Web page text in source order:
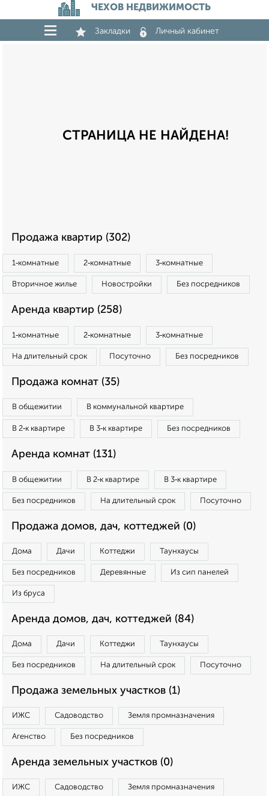
ЧЕХОВ НЕДВИЖИМОСТЬ
Закладки Личный кабинет
СТРАНИЦА НЕ НАЙДЕНА!
Продажа квартир (302)
1‑комнатные 2‑комнатные 3‑комнатные
Вторичное жилье Новостройки Без посредников
Аренда квартир (258)
1‑комнатные 2‑комнатные 3‑комнатные
На длительный срок Посуточно Без посредников
Продажа комнат (35)
В общежитии В коммунальной квартире
В 2‑к квартире В 3‑к квартире Без посредников
Аренда комнат (131)
В общежитии В 2‑к квартире В 3‑к квартире
Без посредников На длительный срок Посуточно
Продажа домов, дач, коттеджей (0)
Дома Дачи Коттеджи Таунхаусы
Без посредников Деревянные Из сип панелей
Из бруса
Аренда домов, дач, коттеджей (84)
Дома Дачи Коттеджи Таунхаусы
Без посредников На длительный срок Посуточно
Продажа земельных участков (1)
ИЖС Садоводство Земля промназначения
Агенство Без посредников
Аренда земельных участков (0)
ИЖС Садоводство Земля промназначения